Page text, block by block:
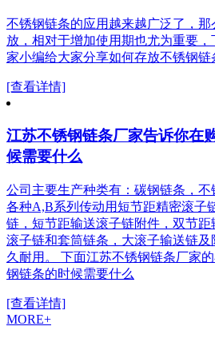
不锈钢链条的应用越来越广泛了，
放，相对于增加使用期也尤为重要
家小编给大家分享如何存放不锈钢链
[查看详情]
江苏不锈钢链条厂家告诉你在
候需要什么
公司主要生产种类有：碳钢链条，不
各种A,B系列传动用短节距精密滚子
链，短节距输送滚子链附件，双节
滚子链和套筒链条，大滚子输送链
久耐用。 下面江苏不锈钢链条厂家
钢链条的时候需要什么
[查看详情]
MORE+